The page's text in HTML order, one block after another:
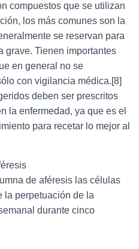
compuestos que se utilizan
los más comunes son la
se reservan para
grave. Tienen importantes
en general no se
con vigilancia médica.[8]
deben ser prescritos
la enfermedad, ya que es el
para recetar lo mejor al
de aféresis las células
la perpetuación de la
durante cinco